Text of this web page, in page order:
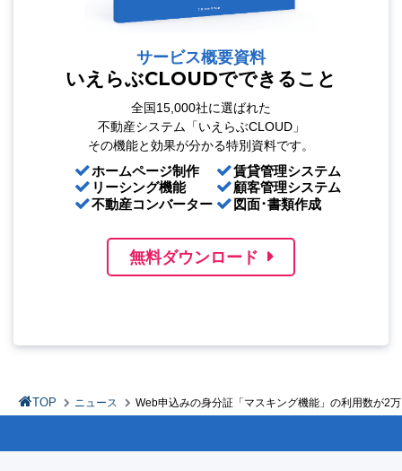
サービス概要資料
いえらぶCLOUDでできること
全国15,000社に選ばれた
不動産システム「いえらぶCLOUD」
その機能と効果が分かる特別資料です。
ホームページ制作
リーシング機能
不動産コンバーター
賃貸管理システム
顧客管理システム
図面･書類作成
無料ダウンロード
TOP ニュース Web申込みの身分証「マスキング機能」の利用数が2